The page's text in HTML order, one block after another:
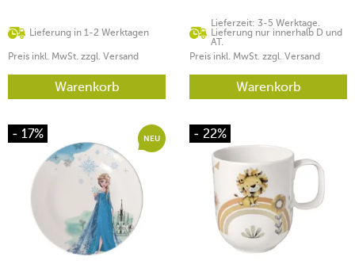
Lieferung in 1-2 Werktagen
Preis inkl. MwSt. zzgl. Versand
Warenkorb
Lieferzeit: 3-5 Werktage.
Lieferung nur innerhalb D und
AT.
Preis inkl. MwSt. zzgl. Versand
Warenkorb
- 17% NEU - 22%